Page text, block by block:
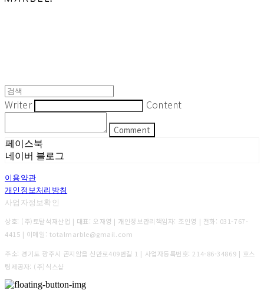
Writer Content
Comment
페이스북
네이버 블로그
이용약관
개인정보처리방침
사업자정보확인
상호: (주)토탈석재산업 | 대표: 오재영 | 개인정보관리책임자: 조인영 | 전화: 031-767-
4415 | 이메일: totalmarble@gmail.com
주소: 경기도 광주시 곤지암읍 신만로409번길 1 | 사업자등록번호:214-86-34869 | 호스
팅제공자: (주)식스샵